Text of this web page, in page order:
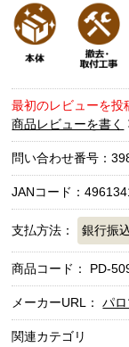
最初のレビューを投
商品レビューを書く
問い合わせ番号：
JANコード：
支払方法： 銀行振
商品コード： PD-
メーカーURL：パ
関連カテゴリ